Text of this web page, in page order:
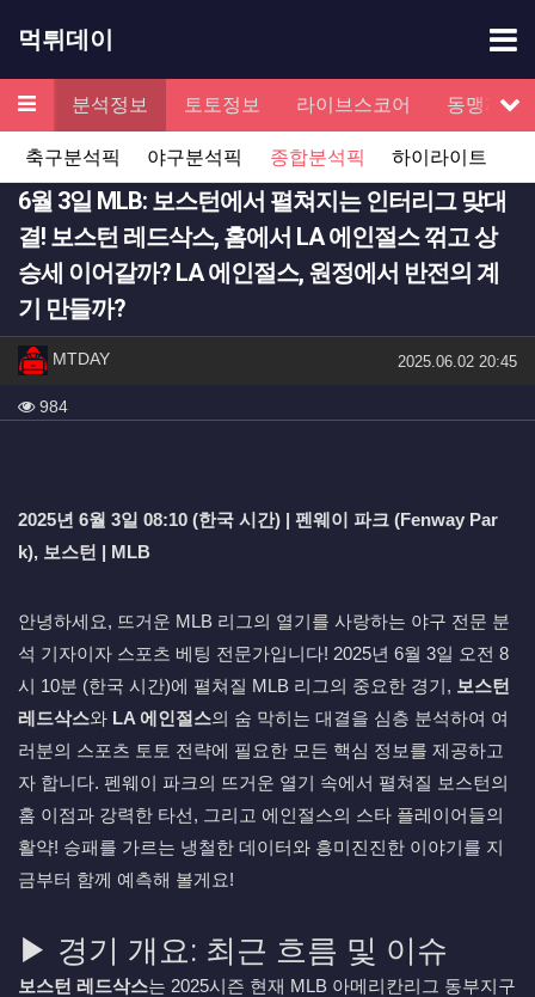
먹튀데이
메뉴
증 분석정보 토토정보 라이브스코어
동맹제휴
축구분석픽
야구분석픽 종합분석픽 하이라이트
6월 3일 MLB: 보스턴에서 펼쳐지는 인터리그 맞대
결! 보스턴 레드삭스, 홈에서 LA 에인절스 꺾고 상
승세 이어갈까? LA 에인절스, 원정에서 반전의 계
기 만들까?
작성자 정보
MTDAY작성 작성일
2025.06.02 20:45
컨텐츠 정보
984조회
2025년 6월 3일 08:10 (한국 시간) | 펜웨이 파크 (Fenway Par
k), 보스턴 | MLB
안녕하세요, 뜨거운 MLB 리그의 열기를 사랑하는 야구 전문 분
석 기자이자 스포츠 베팅 전문가입니다! 2025년 6월 3일 오전 8
시 10분 (한국 시간)에 펼쳐질 MLB 리그의 중요한 경기, 보스턴
레드삭스와 LA 에인절스의 숨 막히는 대결을 심층 분석하여 여
러분의 스포츠 토토 전략에 필요한 모든 핵심 정보를 제공하고
자 합니다. 펜웨이 파크의 뜨거운 열기 속에서 펼쳐질 보스턴의
홈 이점과 강력한 타선, 그리고 에인절스의 스타 플레이어들의
활약! 승패를 가르는 냉철한 데이터와 흥미진진한 이야기를 지
금부터 함께 예측해 볼게요!
▶ 경기 개요: 최근 흐름 및 이슈
보스턴 레드삭스는 2025시즌 현재 MLB 아메리칸리그 동부지구